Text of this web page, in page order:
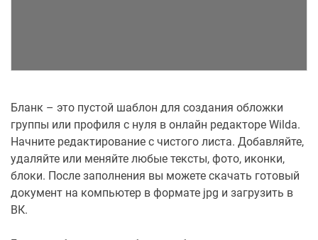
Бланк – это пустой шаблон для создания обложки
группы или профиля с нуля в онлайн редакторе Wilda.
Начните редактирование с чистого листа. Добавляйте,
удаляйте или меняйте любые тексты, фото, иконки,
блоки. После заполнения вы можете скачать готовый
документ на компьютер в формате jpg и загрузить в
ВК.